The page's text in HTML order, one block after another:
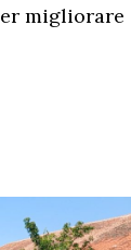
migliorare